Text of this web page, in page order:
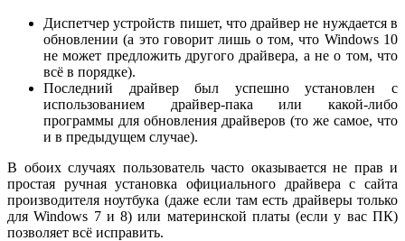
Диспетчер устройств пишет, что драйвер не нуждается в
обновлении (а это говорит лишь о том, что Windows 10
не может предложить другого драйвера, а не о том, что
всё в порядке).
Последний драйвер был успешно установлен с
использованием драйвер-пака или какой-либо
программы для обновления драйверов (то же самое, что
и в предыдущем случае).
В обоих случаях пользователь часто оказывается не прав и
простая ручная установка официального драйвера с сайта
производителя ноутбука (даже если там есть драйверы только
для Windows 7 и 8) или материнской платы (если у вас ПК)
позволяет всё исправить.